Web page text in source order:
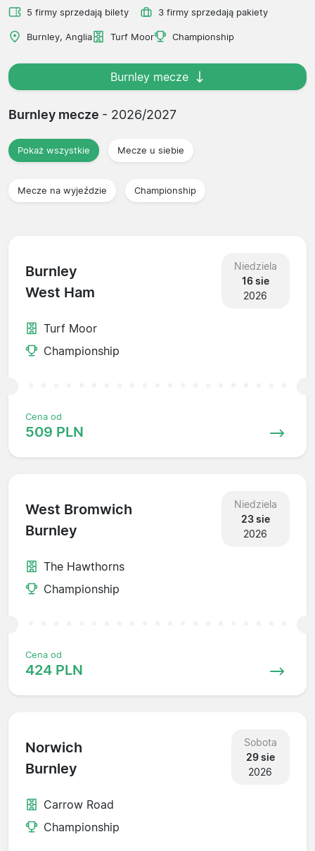
5 firmy sprzedają bilety 3 firmy sprzedają pakiety
Burnley, Anglia Turf Moor Championship
Burnley mecze
Burnley mecze - 2026/2027
Pokaż wszystkie Mecze u siebie
Mecze na wyjeździe Championship
Burnley
West Ham
Niedziela
16 sie
2026
Turf Moor
Championship
Cena od
509 PLN
West Bromwich
Burnley
Niedziela
23 sie
2026
The Hawthorns
Championship
Cena od
424 PLN
Norwich
Burnley
Sobota
29 sie
2026
Carrow Road
Championship